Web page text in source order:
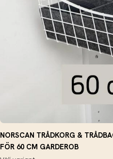
NORSCAN TRÅDKORG &
FÖR 60 CM GARDEROB